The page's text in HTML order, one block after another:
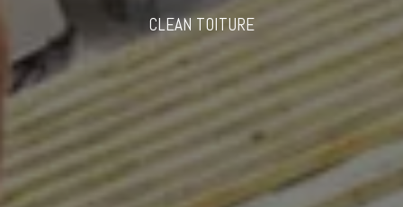
CLEAN TOITURE